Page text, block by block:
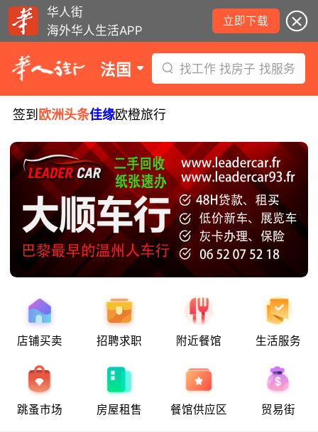
华人街
海外华人生活APP
立即下载
法国 找工作 找房子 找服务
签到 欧洲头条佳缘欧橙旅行
店铺买卖 招聘求职 附近餐馆 生活服务
跳蚤市场 房屋租售 餐馆供应区 贸易街